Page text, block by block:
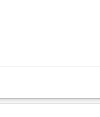
podlegających